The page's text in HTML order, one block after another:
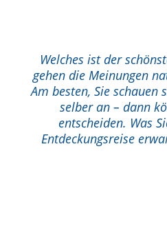
Welches ist der
gehen die Meinungen
Am besten, Sie schauen
selber an – dann
entscheiden. Was
Entdeckungsreise